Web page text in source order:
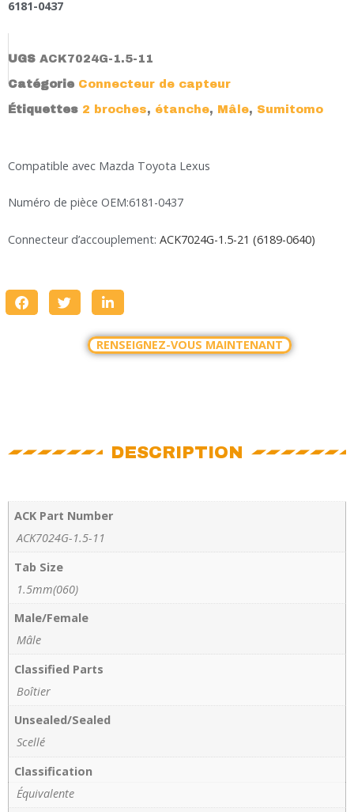
6181-0437
UGS ACK7024G-1.5-11
Catégorie Connecteur de capteur
Étiquettes 2 broches, étanche, Mâle, Sumitomo
Compatible avec Mazda Toyota Lexus
Numéro de pièce OEM:6181-0437
Connecteur d’accouplement: ACK7024G-1.5-21 (6189-0640)
RENSEIGNEZ-VOUS MAINTENANT
DESCRIPTION
ACK Part Number
ACK7024G-1.5-11
Tab Size
1.5mm(060)
Male/Female
Mâle
Classified Parts
Boîtier
Unsealed/Sealed
Scellé
Classification
Équivalente